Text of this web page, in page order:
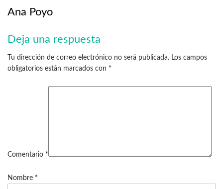
Ana Poyo
Deja una respuesta
Tu dirección de correo electrónico no será publicada. Los campos
obligatorios están marcados con *
Comentario *
Nombre *